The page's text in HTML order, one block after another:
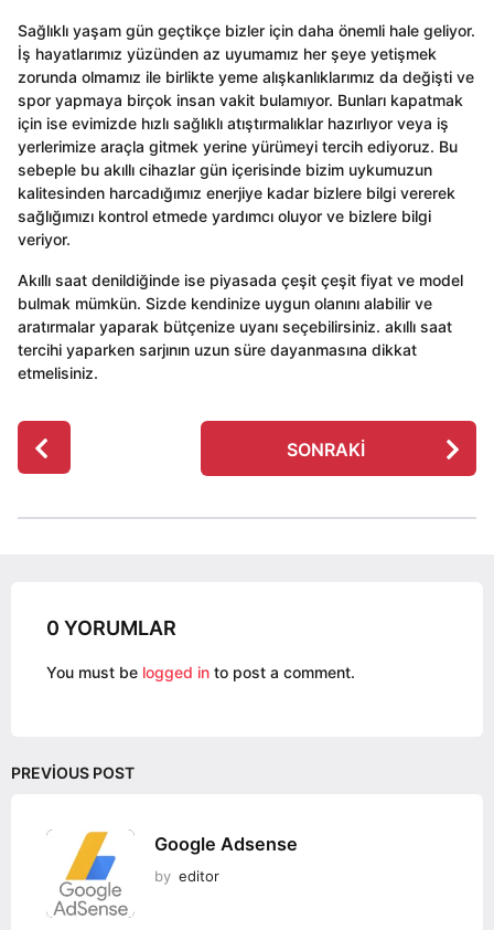
Sağlıklı yaşam gün geçtikçe bizler için daha önemli hale geliyor.
İş hayatlarımız yüzünden az uyumamız her şeye yetişmek
zorunda olmamız ile birlikte yeme alışkanlıklarımız da değişti ve
spor yapmaya birçok insan vakit bulamıyor. Bunları kapatmak
için ise evimizde hızlı sağlıklı atıştırmalıklar hazırlıyor veya iş
yerlerimize araçla gitmek yerine yürümeyi tercih ediyoruz. Bu
sebeple bu akıllı cihazlar gün içerisinde bizim uykumuzun
kalitesinden harcadığımız enerjiye kadar bizlere bilgi vererek
sağlığımızı kontrol etmede yardımcı oluyor ve bizlere bilgi
veriyor.
Akıllı saat denildiğinde ise piyasada çeşit çeşit fiyat ve model
bulmak mümkün. Sizde kendinize uygun olanını alabilir ve
aratırmalar yaparak bütçenize uyanı seçebilirsiniz. akıllı saat
tercihi yaparken sarjının uzun süre dayanmasına dikkat
etmelisiniz.
P
o
t
o
SONRAKI
0 YORUMLAR
You must be logged in to post a comment.
PREVIOUS POST
Google Adsense
by editor